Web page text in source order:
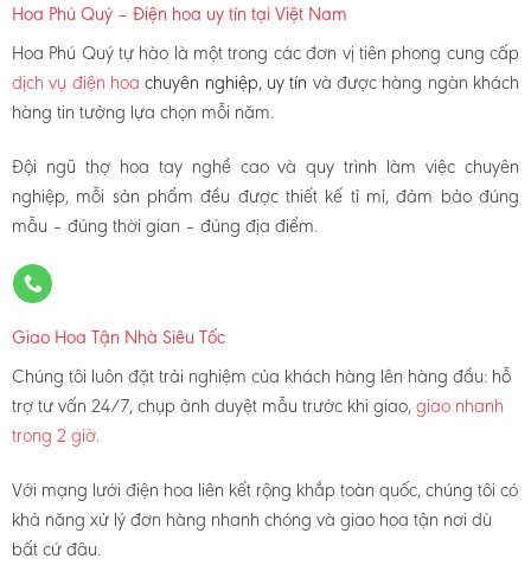
Hoa Phú Quý – Điện hoa uy tín tại Việt Nam
Hoa Phú Quý tự hào là một trong các đơn vị tiên phong cung cấp
dịch vụ điện hoachuyên nghiệp, uy tín và được hàng ngàn khách
hàng tin tưởng lựa chọn mỗi năm.
Đội ngũ thợ hoa tay nghề cao và quy trình làm việc chuyên
nghiệp, mỗi sản phẩm đều được thiết kế tỉ mỉ, đảm bảo đúng
mẫu – đúng thời gian – đúng địa điểm.
Giao Hoa Tận Nhà Siêu Tốc
Chúng tôi luôn đặt trải nghiệm của khách hàng lên hàng đầu: hỗ
trợ tư vấn 24/7, chụp ảnh duyệt mẫu trước khi giao,giao nhanh
trong 2 giờ.
Với mạng lưới điện hoa liên kết rộng khắp toàn quốc, chúng tôi có
khả năng xử lý đơn hàng nhanh chóng và giao hoa tận nơi dù
bất cứ đâu.